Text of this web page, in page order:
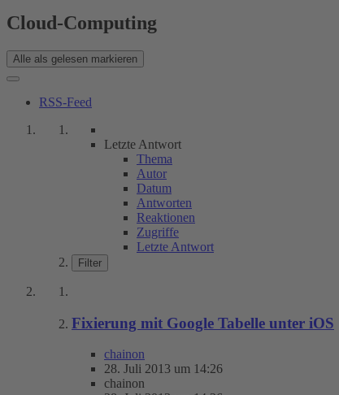
Cloud-Computing
Alle als gelesen markieren
RSS-Feed
Letzte Antwort
Thema
Autor
Datum
Antworten
Reaktionen
Zugriffe
Letzte Antwort
Filter
Fixierung mit Google Tabelle unter iOS
chainon
28. Juli 2013 um 14:26
chainon